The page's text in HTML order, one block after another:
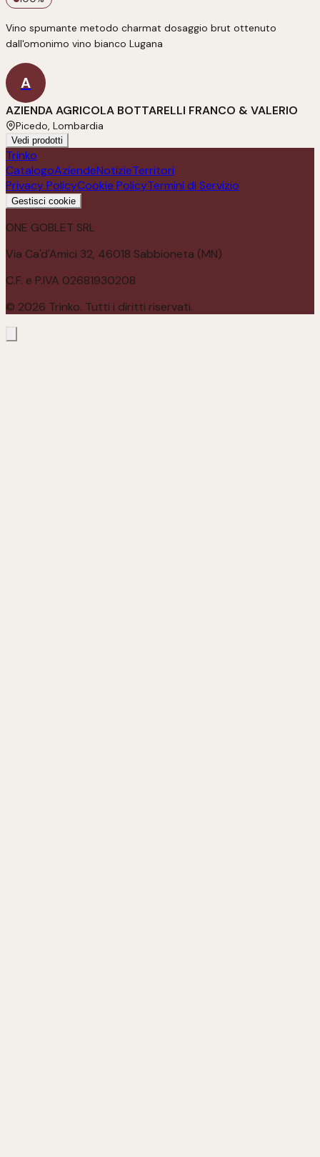
Vino spumante metodo charmat dosaggio brut ottenuto
dall'omonimo vino bianco Lugana
A
AZIENDA AGRICOLA BOTTARELLI FRANCO & VALERIO
Picedo, Lombardia
Vedi prodotti
Trinko
CatalogoAziendeNotizieTerritori
Privacy PolicyCookie PolicyTermini di Servizio
Gestisci cookie
ONE GOBLET SRL
Via Ca'd'Amici 32, 46018 Sabbioneta (MN)
C.F. e P.IVA 02681930208
© 2026 Trinko. Tutti i diritti riservati.